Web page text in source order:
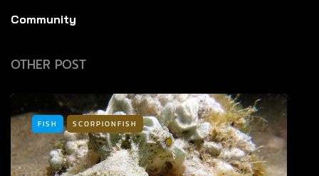
Community
OTHER POST
FISH SCORPIONFISH